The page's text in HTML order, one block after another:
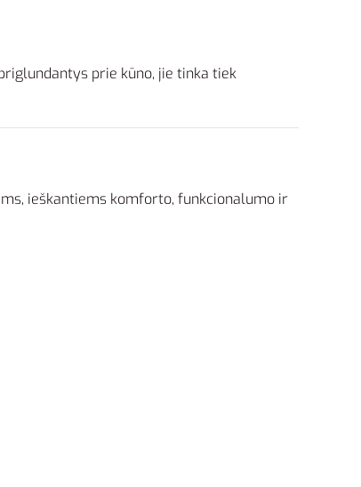
prie kūno, jie tinka tiek
ieškantiems komforto, funkcionalumo ir